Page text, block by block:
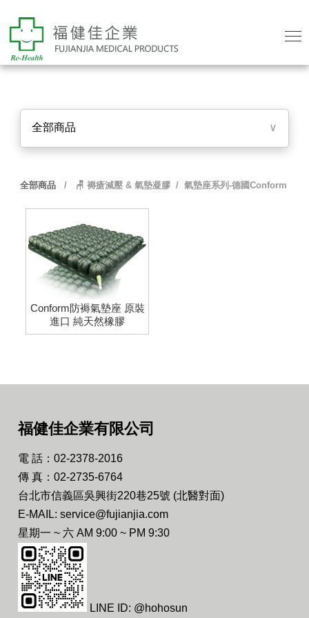
全部商品 ∨
全部商品 / 🪑 褥瘡減壓 & 氣墊凝膠 / 氣墊座系列-德國Conform
Conform防褥氣墊座 原裝
進口 純天然橡膠
福健佳企業有限公司
電 話：02-2378-2016
傳 真：02-2735-6764
台北市信義區吳興街220巷25號 (北醫對面)
E-MAIL: service@fujianjia.com
星期一 ~ 六 AM 9:00 ~ PM 9:30
LINE ID: @hohosun